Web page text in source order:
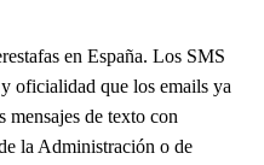
en España. Los SMS
oficialidad que los emails ya
mensajes de texto con
la Administración o de